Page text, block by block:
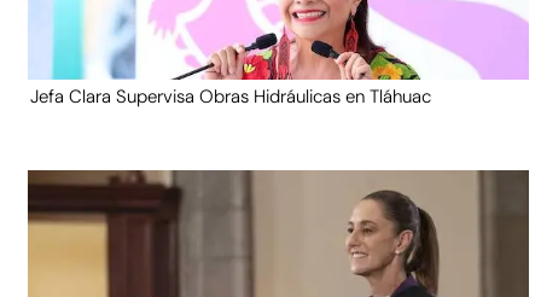
Jefa Clara Supervisa Obras Hidráulicas en Tláhuac